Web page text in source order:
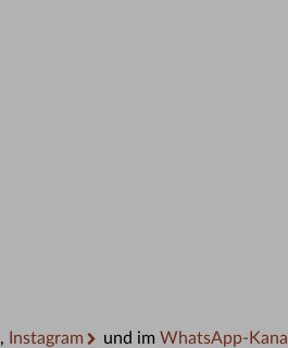
, Instagram und im WhatsApp-Kanal